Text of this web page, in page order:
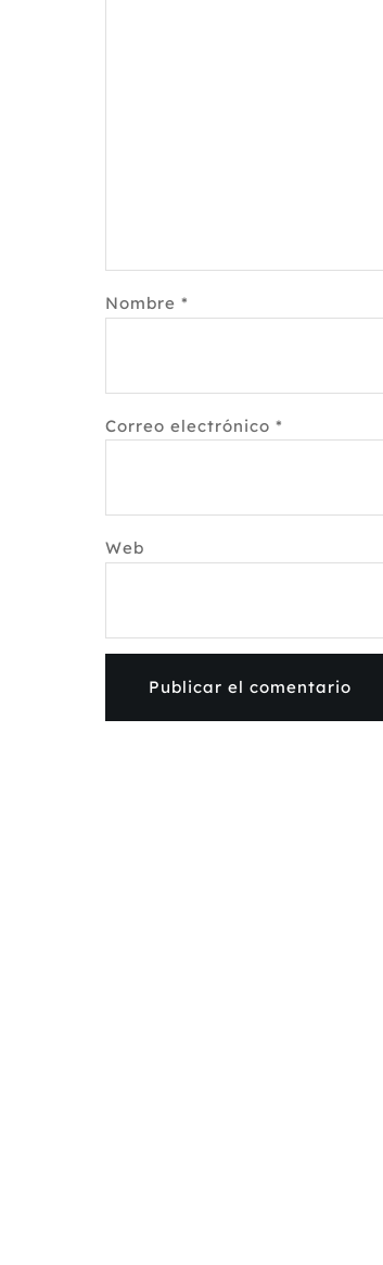
Nombre *
Correo electrónico *
Web